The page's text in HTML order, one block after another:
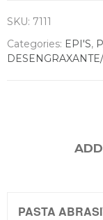
SKU: 7111
Categories: EPI'S,
PASTA